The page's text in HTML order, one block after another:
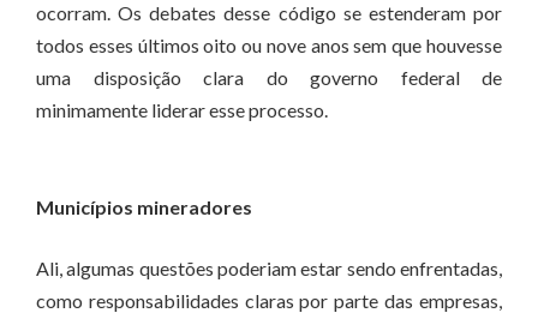
ocorram. Os debates desse código se estenderam por
todos esses últimos oito ou nove anos sem que houvesse
uma disposição clara do governo federal de
minimamente liderar esse processo.
Municípios mineradores
Ali, algumas questões poderiam estar sendo enfrentadas,
como responsabilidades claras por parte das empresas,